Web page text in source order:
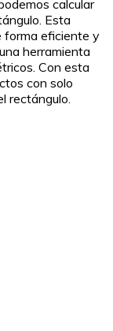
calcular
Esta
forma eficiente y
herramienta
Con esta
con solo
rectángulo.